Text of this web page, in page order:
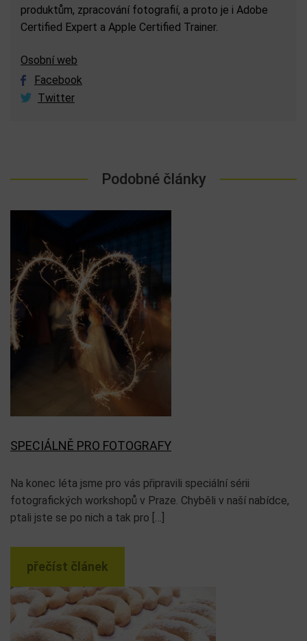
produktům, zpracování fotografií, a proto je i Adobe
Certified Expert a Apple Certified Trainer.
Osobní web
Facebook
Twitter
Podobné články
SPECIÁLNĚ PRO FOTOGRAFY
Na konec léta jsme pro vás připravili speciální sérii
fotografických workshopů v Praze. Chyběli v naší nabídce,
ptali jste se po nich a tak pro […]
přečíst článek